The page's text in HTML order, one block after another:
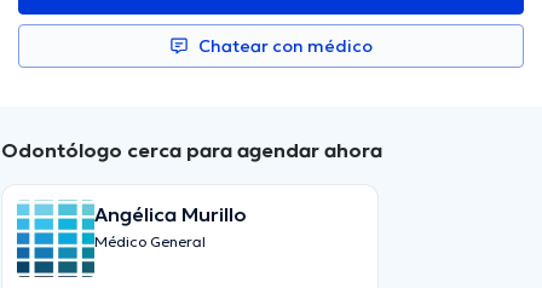
Chatear con médico
Odontólogo cerca para agendar ahora
Angélica Murillo
Médico General